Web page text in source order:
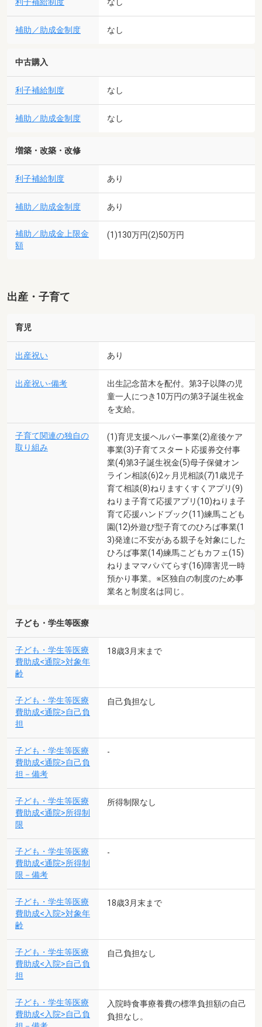
補助／助成金制度 なし
中古購入
利子補給制度 なし
補助／助成金制度 なし
増築・改築・改修
利子補給制度 あり
補助／助成金制度 あり
補助／助成金上限金
額
(1)130万円(2)50万円
出産・子育て
育児
出産祝い あり
出産祝い-備考
出生記念苗木を配付。第3子以降の児
童一人につき10万円の第3子誕生祝金
を支給。
子育て関連の独自の
取り組み
(1)育児支援ヘルパー事業(2)産後ケア
事業(3)子育てスタート応援券交付事
業(4)第3子誕生祝金(5)母子保健オン
ライン相談(6)2ヶ月児相談(7)1歳児子
育て相談(8)ねりますくすくアプリ(9)
ねりま子育て応援アプリ(10)ねりま子
育て応援ハンドブック(11)練馬こども
園(12)外遊び型子育てのひろば事業(1
3)発達に不安がある親子を対象にした
ひろば事業(14)練馬こどもカフェ(15)
ねりまママパパてらす(16)障害児一時
預かり事業。※区独自の制度のため事
業名と制度名は同じ。
子ども・学生等医療
子ども・学生等医療
費助成<通院>対象年
齢
18歳3月末まで
子ども・学生等医療
費助成<通院>自己負
担
自己負担なし
子ども・学生等医療
費助成<通院>自己負
担－備考
-
子ども・学生等医療
費助成<通院>所得制
限
所得制限なし
子ども・学生等医療
費助成<通院>所得制
限－備考
-
子ども・学生等医療
費助成<入院>対象年
齢
18歳3月末まで
子ども・学生等医療
費助成<入院>自己負
担
自己負担なし
子ども・学生等医療
費助成<入院>自己負
入院時食事療養費の標準負担額の自己
負担なし。